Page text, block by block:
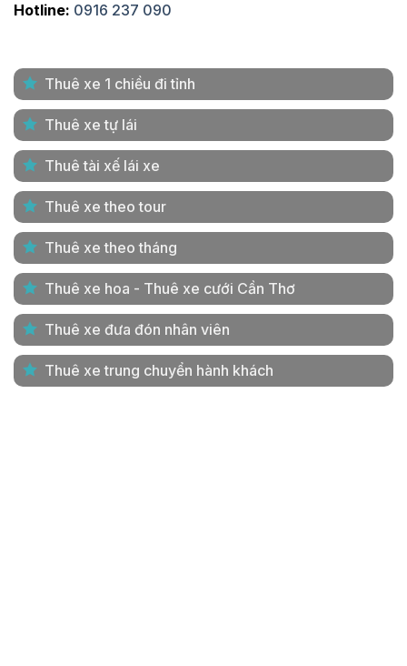
Hotline: 0916 237 090
Thuê xe 1 chiều đi tỉnh
Thuê xe tự lái
Thuê tài xế lái xe
Thuê xe theo tour
Thuê xe theo tháng
Thuê xe hoa - Thuê xe cưới Cần Thơ
Thuê xe đưa đón nhân viên
Thuê xe trung chuyển hành khách